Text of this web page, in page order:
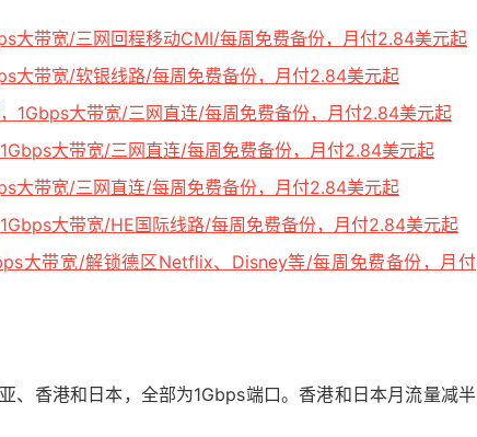
大带宽/三网回程移动CMI/每周免费备份，月付2.84美元起
大带宽/软银线路/每周免费备份，月付2.84美元起
1Gbps大带宽/三网直连/每周免费备份，月付2.84美元起
大带宽/三网直连/每周免费备份，月付2.84美元起
大带宽/三网直连/每周免费备份，月付2.84美元起
大带宽/HE国际线路/每周免费备份，月付2.84美元起
大带宽/解锁德区Netflix、Disney等/每周免费备份，月付
、香港和日本，全部为1Gbps端口。香港和日本月流量减半